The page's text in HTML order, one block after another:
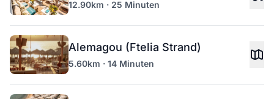
12.90km · 25 Minuten
Alemagou (Ftelia Strand)
5.60km · 14 Minuten